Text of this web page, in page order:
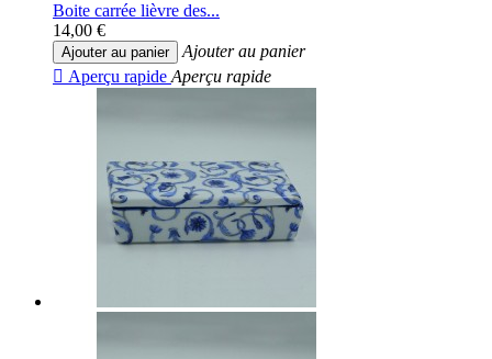
Boite carrée lièvre des...
14,00 €
Ajouter au panier
Ajouter au panier
 Aperçu rapide Aperçu rapide